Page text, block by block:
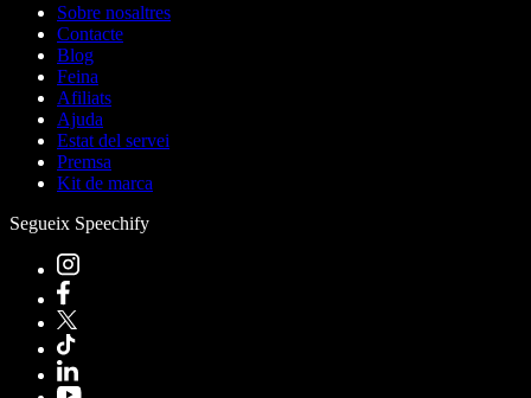
Sobre nosaltres
Contacte
Blog
Feina
Afiliats
Ajuda
Estat del servei
Premsa
Kit de marca
Segueix Speechify